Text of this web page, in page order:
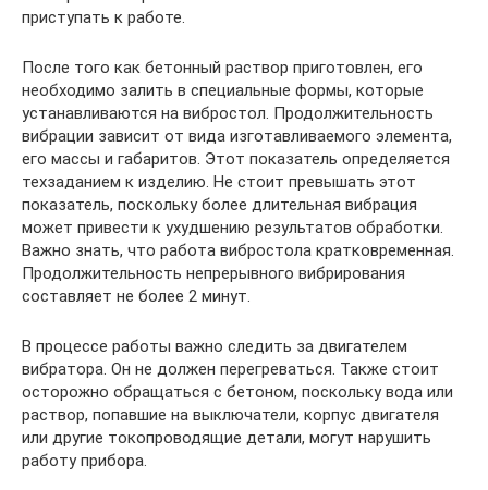
приступать к работе.
После того как бетонный раствор приготовлен, его
необходимо залить в специальные формы, которые
устанавливаются на вибростол. Продолжительность
вибрации зависит от вида изготавливаемого элемента,
его массы и габаритов. Этот показатель определяется
техзаданием к изделию. Не стоит превышать этот
показатель, поскольку более длительная вибрация
может привести к ухудшению результатов обработки.
Важно знать, что работа вибростола кратковременная.
Продолжительность непрерывного вибрирования
составляет не более 2 минут.
В процессе работы важно следить за двигателем
вибратора. Он не должен перегреваться. Также стоит
осторожно обращаться с бетоном, поскольку вода или
раствор, попавшие на выключатели, корпус двигателя
или другие токопроводящие детали, могут нарушить
работу прибора.